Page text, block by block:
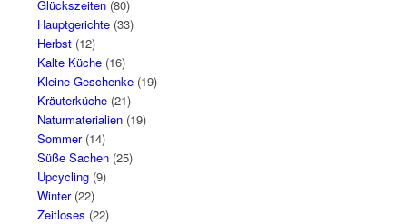
Glückszeiten(80)
Hauptgerichte(33)
Herbst(12)
Kalte Küche(16)
Kleine Geschenke(19)
Kräuterküche(21)
Naturmaterialien(19)
Sommer(14)
Süße Sachen(25)
Upcycling(9)
Winter(22)
Zeitloses (22)